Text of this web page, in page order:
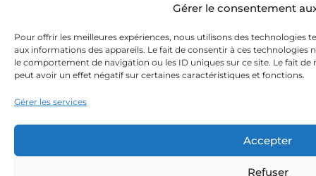
Gérer le consentement
Pour offrir les meilleures expériences, nous utilisons des technologies
aux informations des appareils. Le fait de consentir à ces
le comportement de navigation ou les ID uniques sur ce site. Le fait
peut avoir un effet négatif sur certaines caractéristiques et fonctions.
Gérer les services
Accepter
Refuser